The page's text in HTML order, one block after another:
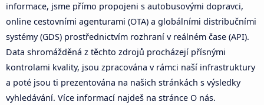
informace, jsme přímo propojeni s autobusovými dopravci,
online cestovními agenturami (OTA) a globálními distribučními
systémy (GDS) prostřednictvím rozhraní v reálném čase (API).
Data shromážděná z těchto zdrojů procházejí přísnými
kontrolami kvality, jsou zpracována v rámci naší infrastruktury
a poté jsou ti prezentována na našich stránkách s výsledky
vyhledávání. Více informací najdeš na stránce O nás.